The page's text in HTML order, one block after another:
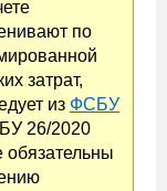
по
затрат,
из ФСБУ
26/2020